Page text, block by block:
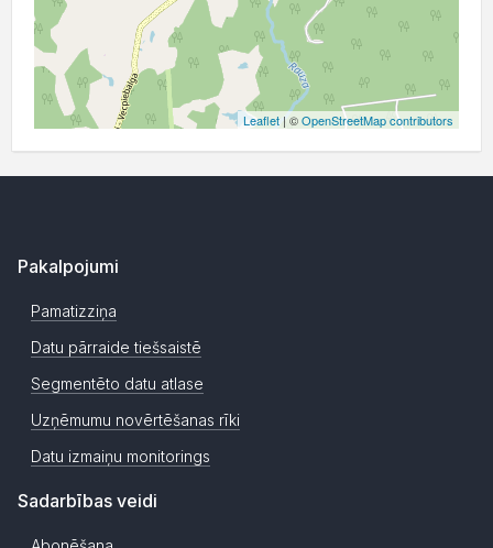
Leaflet| ©OpenStreetMap contributors
Pakalpojumi
Pamatizziņa
Datu pārraide tiešsaistē
Segmentēto datu atlase
Uzņēmumu novērtēšanas rīki
Datu izmaiņu monitorings
Sadarbības veidi